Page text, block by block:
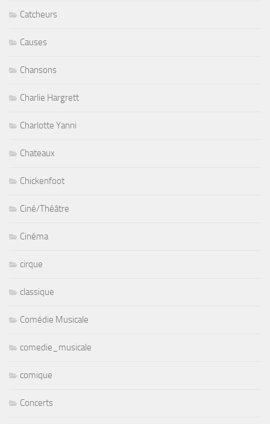
Catcheurs
Causes
Chansons
Charlie Hargrett
Charlotte Yanni
Chateaux
Chickenfoot
Ciné/Théâtre
Cinéma
cirque
classique
Comédie Musicale
comedie_musicale
comique
Concerts